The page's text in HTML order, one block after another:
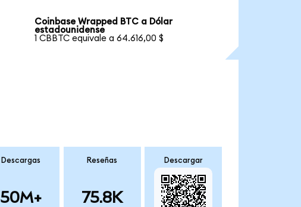
Coinbase Wrapped BTC a Dólar
estadounidense
1 CBBTC equivale a 64.616,00 $
Descargas
50M+
Reseñas
75.8K
Descargar